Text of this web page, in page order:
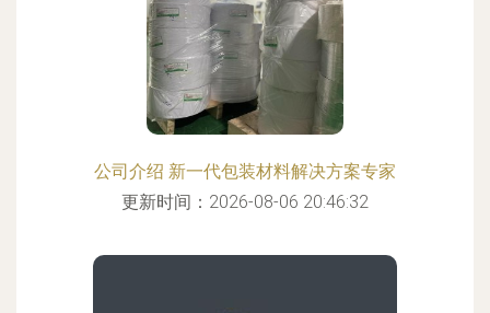
公司介绍 新一代包装材料解决方案专家
更新时间：2026-08-06 20:46:32